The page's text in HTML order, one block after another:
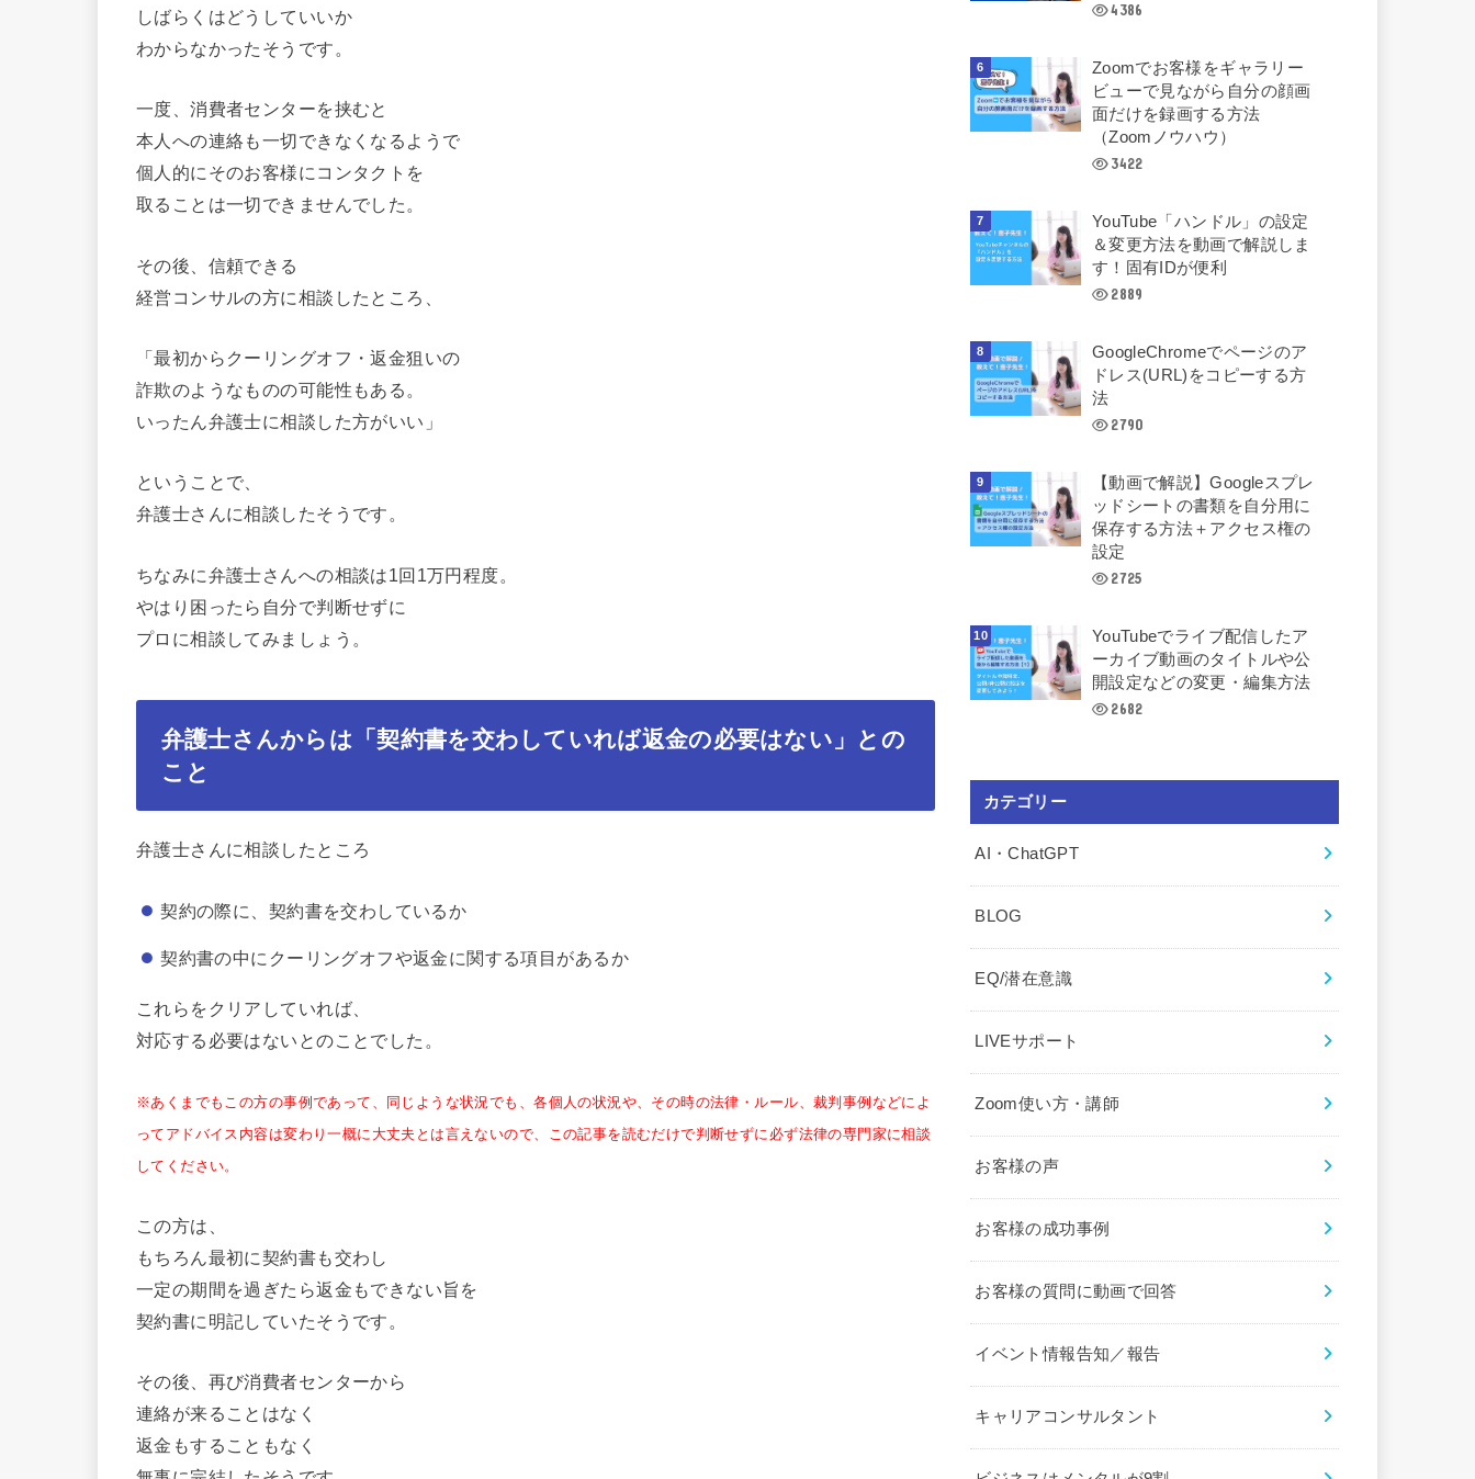
しばらくはどうしていいか
わからなかったそうです。
一度、消費者センターを挟むと
本人への連絡も一切できなくなるようで
個人的にそのお客様にコンタクトを
取ることは一切できませんでした。
その後、信頼できる
経営コンサルの方に相談したところ、
「最初からクーリングオフ・返金狙いの
詐欺のようなものの可能性もある。
いったん弁護士に相談した方がいい」
ということで、
弁護士さんに相談したそうです。
ちなみに弁護士さんへの相談は1回1万円程度。
やはり困ったら自分で判断せずに
プロに相談してみましょう。
弁護士さんからは「契約書を交わしていれば返金の必要はない」との
こと
弁護士さんに相談したところ
契約の際に、契約書を交わしているか
契約書の中にクーリングオフや返金に関する項目があるか
これらをクリアしていれば、
対応する必要はないとのことでした。
※あくまでもこの方の事例であって、同じような状況でも、各個人の状況や、その時の法律・ルール、裁判事例などによ
ってアドバイス内容は変わり一概に大丈夫とは言えないので、この記事を読むだけで判断せずに必ず法律の専門家に相談
してください。
この方は、
もちろん最初に契約書も交わし
一定の期間を過ぎたら返金もできない旨を
契約書に明記していたそうです。
その後、再び消費者センターから
連絡が来ることはなく
返金もすることもなく
4386
Zoomでお客様をギャラリー
ビューで見ながら自分の顔画
面だけを録画する方法
（Zoomノウハウ）
3422
YouTube「ハンドル」の設定
＆変更方法を動画で解説しま
す！固有IDが便利
2889
GoogleChromeでページのア
ドレス(URL)をコピーする方
法
2790
【動画で解説】Googleスプレ
ッドシートの書類を自分用に
保存する方法＋アクセス権の
設定
2725
YouTubeでライブ配信したア
ーカイブ動画のタイトルや公
開設定などの変更・編集方法
2682
カテゴリー
AI・ChatGPT
BLOG
EQ/潜在意識
LIVEサポート
Zoom使い方・講師
お客様の声
お客様の成功事例
お客様の質問に動画で回答
イベント情報告知／報告
キャリアコンサルタント